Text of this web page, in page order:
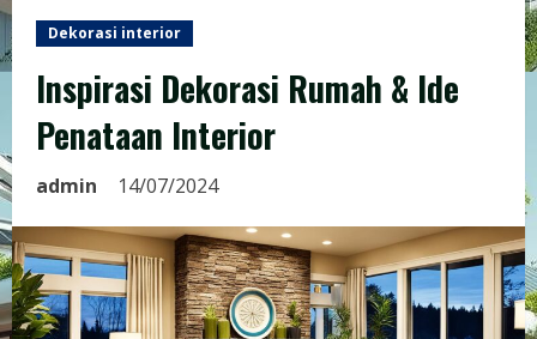
Dekorasi interior
Inspirasi Dekorasi Rumah & Ide
Penataan Interior
admin 14/07/2024